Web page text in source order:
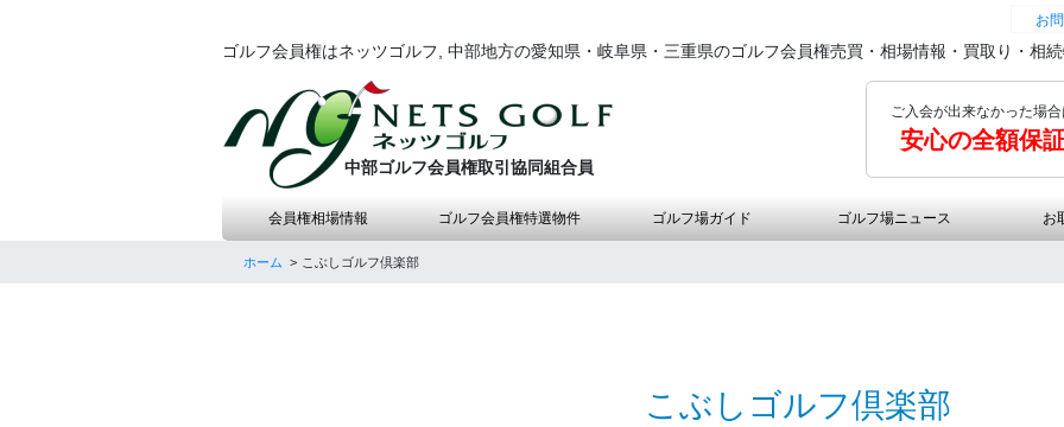
お
ゴルフ会員権はネッツゴルフ, 中部地方の愛知県・岐阜県・三重県のゴルフ会員権売買・相場情報・買取り・相
中部ゴルフ会員権取引協同組合員
ご入会が出来なかった場
安心の全額保
会員権相場情報 ゴルフ会員権特選物件 ゴルフ場ガイド ゴルフ場ニュース お
ホーム こぶしゴルフ倶楽部
こぶしゴルフ倶楽部